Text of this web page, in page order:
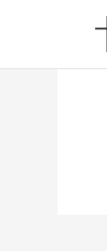
content